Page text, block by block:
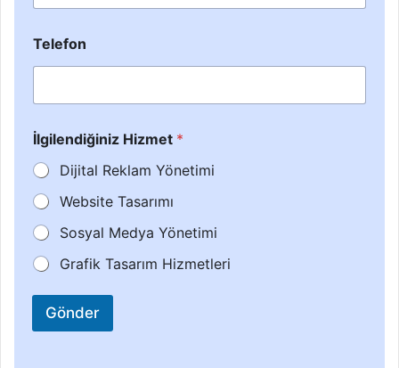
Telefon
İlgilendiğiniz Hizmet *
Dijital Reklam Yönetimi
Website Tasarımı
Sosyal Medya Yönetimi
Grafik Tasarım Hizmetleri
Gönder